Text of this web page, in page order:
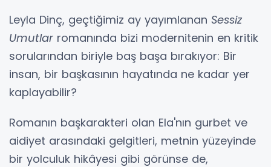
Leyla Dinç, geçtiğimiz ay yayımlanan Sessiz
Umutlar romanında bizi modernitenin en kritik
sorularından biriyle baş başa bırakıyor: Bir
insan, bir başkasının hayatında ne kadar yer
kaplayabilir?
Romanın başkarakteri olan Ela'nın gurbet ve
aidiyet arasındaki gelgitleri, metnin yüzeyinde
bir yolculuk hikâyesi gibi görünse de,